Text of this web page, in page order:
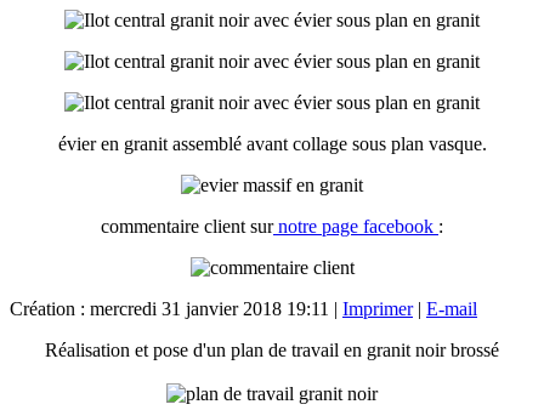
évier en granit assemblé avant collage sous plan vasque.
commentaire client surnotre page facebook :
Création : mercredi 31 janvier 2018 19:11 | Imprimer| E-mail
Réalisation et pose d'un plan de travail en granit noir brossé